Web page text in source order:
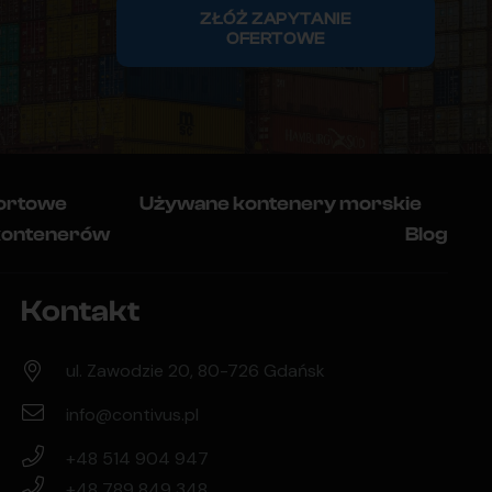
ZŁÓŻ ZAPYTANIE
OFERTOWE
Używane kontenery morskie
Blog
Kontakt
ul. Zawodzie 20, 80-726 Gdańsk
info@contivus.pl
+48 514 904 947